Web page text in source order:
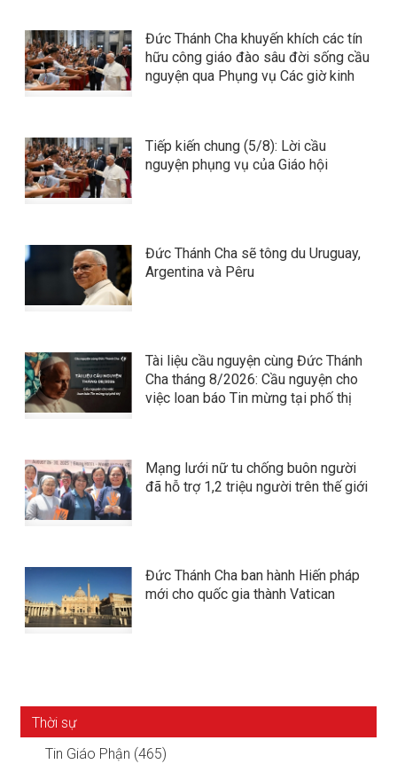
Đức Thánh Cha khuyến khích các tín
hữu công giáo đào sâu đời sống cầu
nguyện qua Phụng vụ Các giờ kinh
Tiếp kiến chung (5/8): Lời cầu
nguyện phụng vụ của Giáo hội
Đức Thánh Cha sẽ tông du Uruguay,
Argentina và Pêru
Tài liệu cầu nguyện cùng Đức Thánh
Cha tháng 8/2026: Cầu nguyện cho
việc loan báo Tin mừng tại phố thị
Mạng lưới nữ tu chống buôn người
đã hỗ trợ 1,2 triệu người trên thế giới
Đức Thánh Cha ban hành Hiến pháp
mới cho quốc gia thành Vatican
Thời sự
Tin Giáo Phận (465)